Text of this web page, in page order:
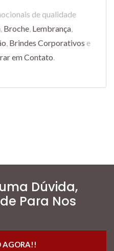
de qualidade
, Broche, Lembrança,
, Brindes Corporativos e
em Contato.
Dúvida,
Para Nos
AGORA!!